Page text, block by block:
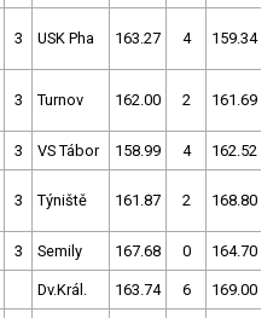
3 USK Pha 163.27 4 159.34
3 Turnov 162.00 2 161.69
3 VS Tábor 158.99 4 162.52
3 Týniště 161.87 2 168.80
3 Semily 167.68 0 164.70
Dv.Král. 163.74 6 169.00